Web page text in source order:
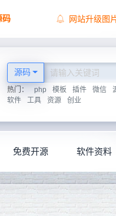
码
网站升级图
源码
热门： php 模板 插件 微信
软件
工具 资源 创业
免费开源 软件资料